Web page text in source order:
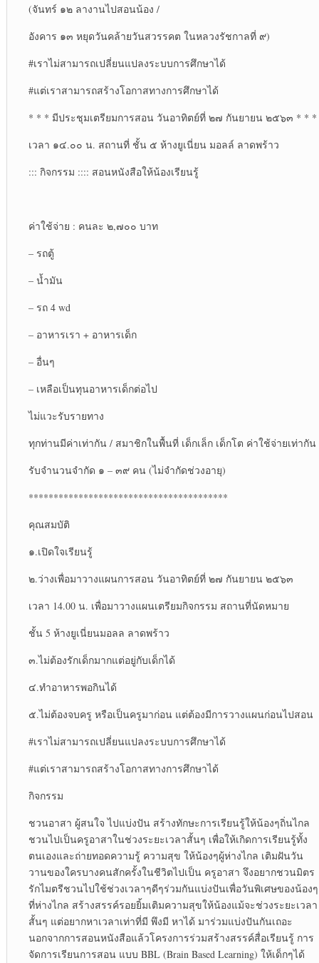
(จันทร์ ๑๒ ลางานไปสอนน้อง /
อังคาร ๑๓ หยุดวันคล้ายวันสวรรคต ในหลวงรัชกาลที่ ๙)
#เราไม่สามารถเปลี่ยนแปลงระบบการศึกษาได้
#แต่เราสามารถสร้างโอกาสทางการศึกษาได้
* * * มีประชุมเตรียมการสอน วันอาทิตย์ที่ ๒๗ กันยายน ๒๕๖๓ * * *
เวลา ๑๔.๐๐ น. สถานที่ ชั้น ๕ ห้างยูเนี่ยน มอลล์ ลาดพร้าว
::: กิจกรรม :::: สอนหนังสือให้น้องเรียนรู้
ค่าใช้จ่าย : คนละ ๒,๗๐๐ บาท
– รถตู้
– น้ำมัน
– รถ 4 wd
– อาหารเรา + อาหารเด็ก
– อื่นๆ
– เหลือเป็นทุนอาหารเด็กต่อไป
ไม่แวะรับรายทาง
ทุกท่านมีค่าเท่ากัน / สมาชิกในพื้นที่ เด็กเล็ก เด็กโต ค่าใช้จ่ายเท่ากัน
รับจำนวนจำกัด ๑ – ๓๙ คน (ไม่จำกัดช่วงอายุ)
****************************************
คุณสมบัติ
๑.เปิดใจเรียนรู้
๒.ว่างเพื่อมาวางแผนการสอน วันอาทิตย์ที่ ๒๗ กันยายน ๒๕๖๓
เวลา 14.00 น. เพื่อมาวางแผนเตรียมกิจกรรม สถานที่นัดหมาย
ชั้น 5 ห้างยูเนี่ยนมอลล ลาดพร้าว
๓.ไม่ต้องรักเด็กมากแต่อยู่กับเด็กได้
๔.ทำอาหารพอกินได้
๕.ไม่ต้องจบครู หรือเป็นครูมาก่อน แต่ต้องมีการวางแผนก่อนไปสอน
#เราไม่สามารถเปลี่ยนแปลงระบบการศึกษาได้
#แต่เราสามารถสร้างโอกาสทางการศึกษาได้
กิจกรรม
ชวนอาสา ผู้สนใจ ไปแบ่งปัน สร้างทักษะการเรียนรู้ให้น้องๆถิ่นไกล
ชวนไปเป็นครูอาสาในช่วงระยะเวลาสั้นๆ เพื่อให้เกิดการเรียนรู้ทั้ง
ตนเองและถ่ายทอดความรู้ ความสุข ให้น้องๆผู้ห่างไกล เติมฝันวัน
วานของใครบางคนสักครั้งในชีวิตไปเป็น ครูอาสา จึงอยากชวนมิตร
รักไมตรีชวนไปใช้ช่วงเวลาๆดีๆร่วมกันแบ่งปันเพื่อวันพิเศษของน้องๆ
ที่ห่างไกล สร้างสรรค์รอยยิ้มเติมความสุขให้น้องแม้จะช่วงระยะเวลา
สั้นๆ แต่อยากหาเวลาเท่าที่มี พึงมี หาได้ มาร่วมแบ่งปันกันเถอะ
นอกจากการสอนหนังสือแล้วโครงการร่วมสร้างสรรค์สื่อเรียนรู้ การ
จัดการเรียนการสอน แบบ BBL (Brain Based Learning) ให้เด็กๆได้